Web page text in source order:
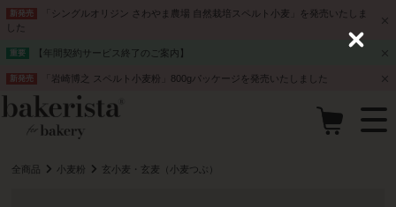
新発売
「シングルオリジン さわやま農場 自然栽培スペルト小麦」を発売いたしま
した
重要 【年間契約サービス終了のご案内】
新発売 「岩崎博之 スペルト小麦粉」800gパッケージを発売いたしました
全商品 小麦粉 玄小麦・玄麦（小麦つぶ）
C